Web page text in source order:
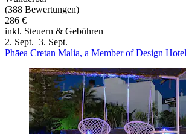
(388 Bewertungen)
286 €
inkl. Steuern & Gebühren
2. Sept.–3. Sept.
Phāea Cretan Malia, a Member of Design